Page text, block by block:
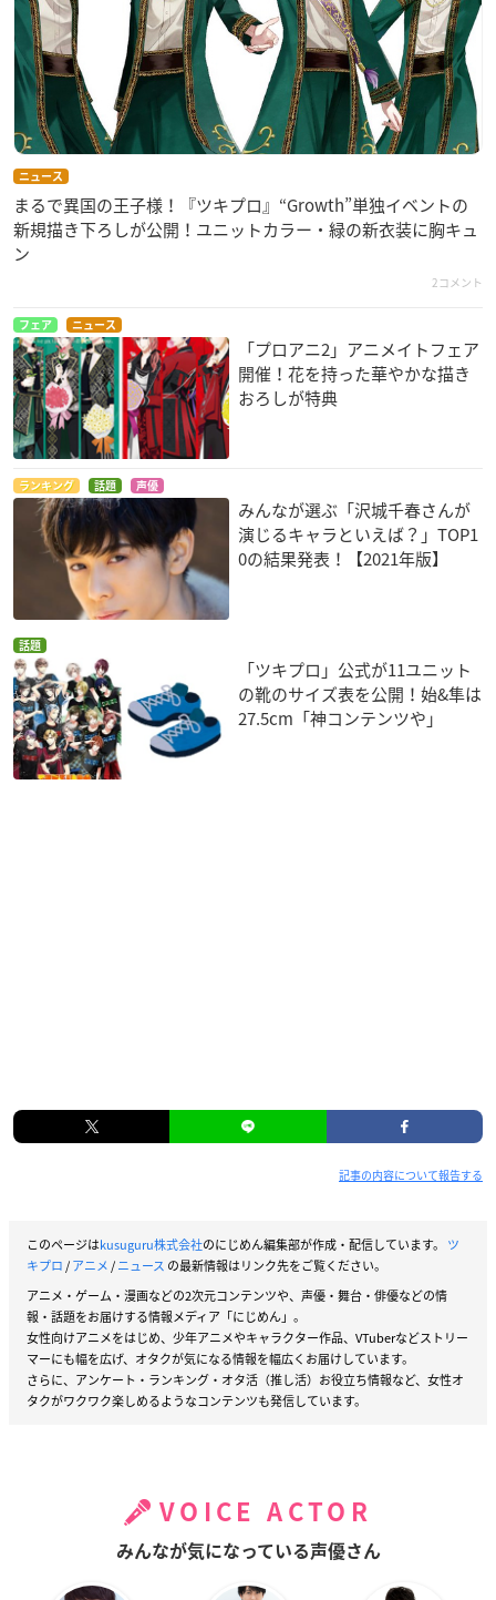
ニュース
まるで異国の王子様！『ツキプロ』“Growth”単独イベントの
新規描き下ろしが公開！ユニットカラー・緑の新衣装に胸キュ
ン
2コメント
フェア ニュース
「プロアニ2」アニメイトフェア
開催！花を持った華やかな描き
おろしが特典
ランキング 話題 声優
みんなが選ぶ「沢城千春さんが
演じるキャラといえば？」TOP1
0の結果発表！【2021年版】
話題
「ツキプロ」公式が11ユニット
の靴のサイズ表を公開！始&隼は
27.5cm「神コンテンツや」
記事の内容について報告する
このページはkusuguru株式会社のにじめん編集部が作成・配信しています。 ツ
キプロ/アニメ/ニュース の最新情報はリンク先をご覧ください。
アニメ・ゲーム・漫画などの2次元コンテンツや、声優・舞台・俳優などの情
報・話題をお届けする情報メディア「にじめん」。
女性向けアニメをはじめ、少年アニメやキャラクター作品、VTuberなどストリー
マーにも幅を広げ、オタクが気になる情報を幅広くお届けしています。
さらに、アンケート・ランキング・オタ活（推し活）お役立ち情報など、女性オ
タクがワクワク楽しめるようなコンテンツも発信しています。
VOICE ACTOR
みんなが気になっている声優さん